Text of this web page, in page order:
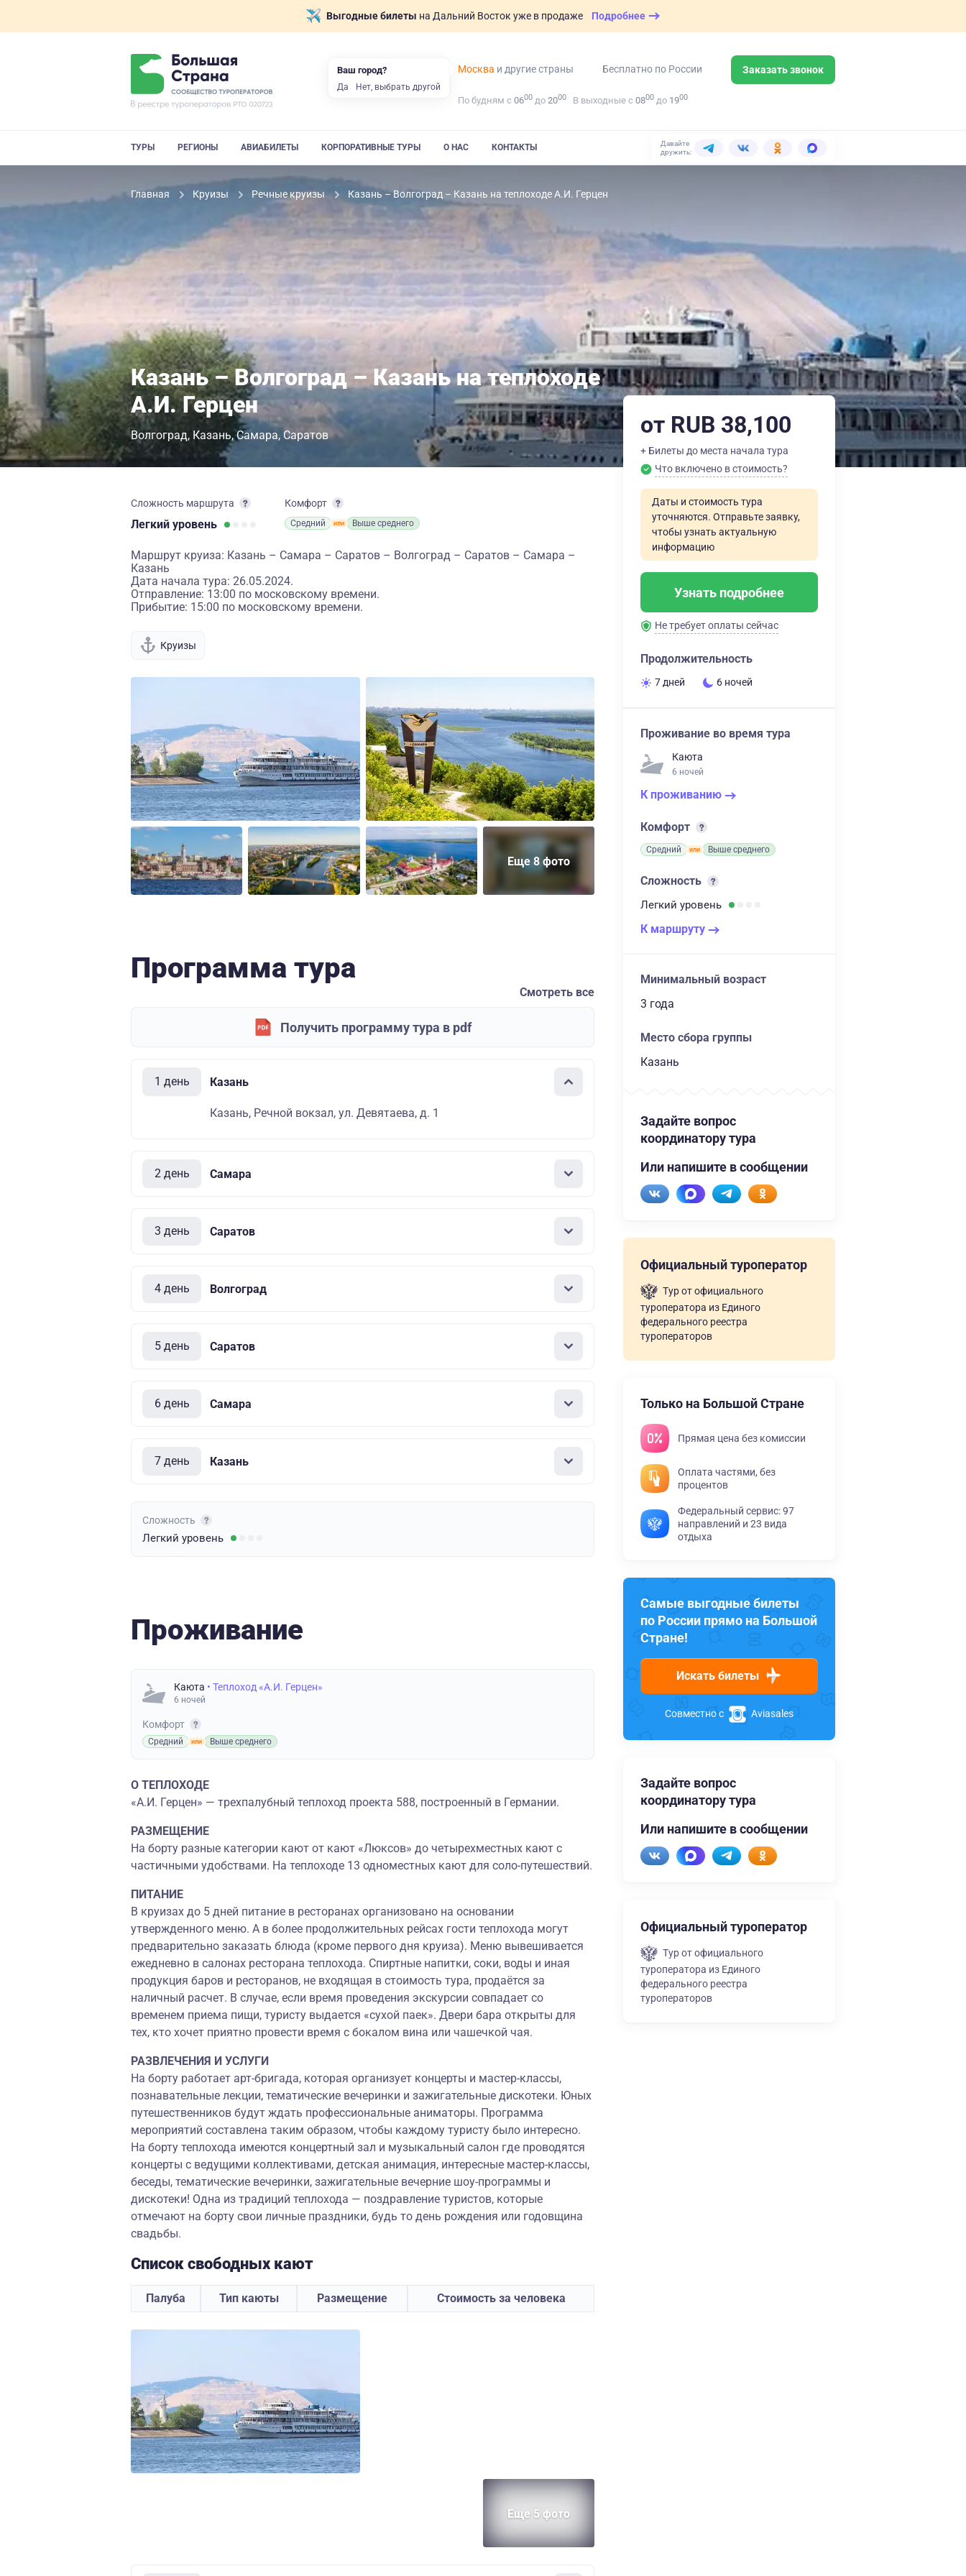
Выгодные билеты на Дальний Восток уже в продаже Подробнее
Москва и другие страны Бесплатно по России Заказать звонок
По будням с 0600 до 2000 В выходные с 0800 до 1900
ТУРЫ РЕГИОНЫ АВИАБИЛЕТЫ КОРПОРАТИВНЫЕ ТУРЫ О НАС КОНТАКТЫ
Давайте
дружить:
Главная Круизы Речные круизы Казань – Волгоград – Казань на теплоходе А.И. Герцен
Казань – Волгоград – Казань на теплоходе
А.И. Герцен
Волгоград Казань Самара Саратов
Сложность маршрута
Легкий уровень
Комфорт
Средний Выше среднего
Маршрут круиза: Казань – Самара – Саратов – Волгоград – Саратов – Самара –
Казань
Дата начала тура: 26.05.2024.
Отправление: 13:00 по московскому времени.
Прибытие: 15:00 по московскому времени.
Круизы
Еще 8 фото
Программа тура
Смотреть все
Получить программу тура в pdf
1 день Казань
Казань, Речной вокзал, ул. Девятаева, д. 1
2 день Самара
3 день Саратов
4 день Волгоград
5 день Саратов
6 день Самара
7 день Казань
Сложность
Легкий уровень
Проживание
Каюта • Теплоход «А.И. Герцен»
6 ночей
Комфорт
Средний Выше среднего
О ТЕПЛОХОДЕ
«А.И. Герцен» — трехпалубный теплоход проекта 588, построенный в Германии.
РАЗМЕЩЕНИЕ
На борту разные категории кают от кают «Люксов» до четырехместных кают с
частичными удобствами. На теплоходе 13 одноместных кают для соло-путешествий.
ПИТАНИЕ
В круизах до 5 дней питание в ресторанах организовано на основании
утвержденного меню. А в более продолжительных рейсах гости теплохода могут
предварительно заказать блюда (кроме первого дня круиза). Меню вывешивается
ежедневно в салонах ресторана теплохода. Спиртные напитки, соки, воды и иная
продукция баров и ресторанов, не входящая в стоимость тура, продаётся за
наличный расчет. В случае, если время проведения экскурсии совпадает со
временем приема пищи, туристу выдается «сухой паек». Двери бара открыты для
тех, кто хочет приятно провести время с бокалом вина или чашечкой чая.
РАЗВЛЕЧЕНИЯ И УСЛУГИ
На борту работает арт-бригада, которая организует концерты и мастер-классы,
познавательные лекции, тематические вечеринки и зажигательные дискотеки. Юных
путешественников будут ждать профессиональные аниматоры. Программа
мероприятий составлена таким образом, чтобы каждому туристу было интересно.
На борту теплохода имеются концертный зал и музыкальный салон где проводятся
концерты с ведущими коллективами, детская анимация, интересные мастер-классы,
беседы, тематические вечеринки, зажигательные вечерние шоу-программы и
дискотеки! Одна из традиций теплохода — поздравление туристов, которые
отмечают на борту свои личные праздники, будь то день рождения или годовщина
свадьбы.
Список свободных кают
Палуба Тип каюты Размещение Стоимость за человека
Еще 5 фото
от RUB 38,100
+ Билеты до места начала тура
Что включено в стоимость?
Даты и стоимость тура
уточняются. Отправьте заявку,
чтобы узнать актуальную
информацию
Узнать подробнее
Не требует оплаты сейчас
Продолжительность
7 дней 6 ночей
Проживание во время тура
Каюта
6 ночей
К проживанию
Комфорт
Средний Выше среднего
Сложность
Легкий уровень
К маршруту
Минимальный возраст
3 года
Место сбора группы
Казань
Задайте вопрос
координатору тура
Или напишите в сообщении
Официальный туроператор
Тур от официального
туроператора из Единого
федерального реестра
туроператоров
Только на Большой Стране
Прямая цена без комиссии
Оплата частями, без
процентов
Федеральный сервис: 97
направлений и 23 вида
отдыха
Самые выгодные билеты
по России прямо на Большой
Стране!
Искать билеты
Совместно с Aviasales
Задайте вопрос
координатору тура
Или напишите в сообщении
Официальный туроператор
Тур от официального
туроператора из Единого
федерального реестра
туроператоров
Ваш город?
Да Нет, выбрать другой